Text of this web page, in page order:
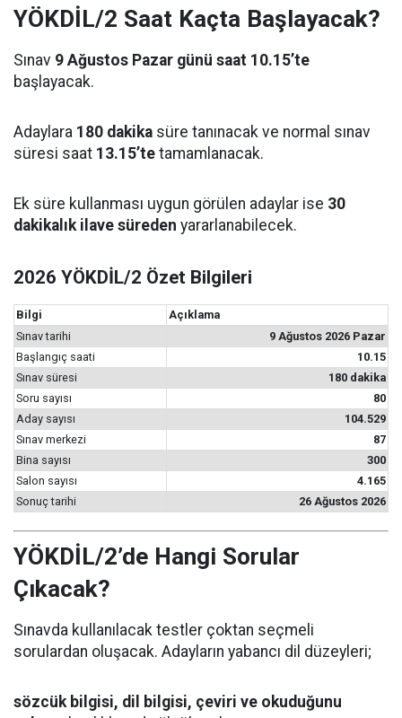
YÖKDİL/2 Saat Kaçta Başlayacak?
Sınav 9 Ağustos Pazar günü saat 10.15’te
başlayacak.
Adaylara 180 dakika süre tanınacak ve normal sınav
süresi saat 13.15’te tamamlanacak.
Ek süre kullanması uygun görülen adaylar ise 30
dakikalık ilave süreden yararlanabilecek.
2026 YÖKDİL/2 Özet Bilgileri
Bilgi
Açıklama
Sınav tarihi
9 Ağustos 2026 Pazar
Başlangıç saati
10.15
Sınav süresi
180 dakika
Soru sayısı
80
Aday sayısı
104.529
Sınav merkezi
87
Bina sayısı
300
Salon sayısı
4.165
Sonuç tarihi
26 Ağustos 2026
YÖKDİL/2’de Hangi Sorular
Çıkacak?
Sınavda kullanılacak testler çoktan seçmeli
sorulardan oluşacak. Adayların yabancı dil düzeyleri;
sözcük bilgisi, dil bilgisi, çeviri ve okuduğunu